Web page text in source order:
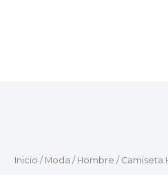
Inicio / Moda / Hombre / Camiseta